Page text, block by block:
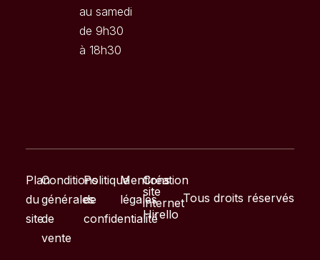
au samedi
de 9h30
à 18h30
Plan
du
site
Conditions
générales
de
vente
Politique
de
confidentialité
Mentions
légales
Création
site
internet
Hirello
Tous droits réservés